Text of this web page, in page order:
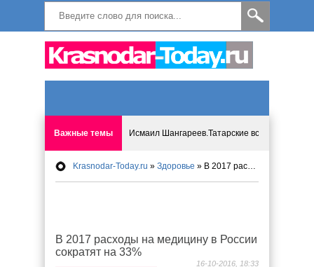
Важные темы Исмаил Шангареев.Татарские встречи на
Программа «Мир без слёз» впервые в Анапе:
Исмагил Шангареев. В поисках внутренней
Krasnodar-Today.ru » Здоровье » В 2017 расходы на медицину в России сократят на 33%
В 2017 расходы на медицину в России
сократят на 33%
16-10-2016, 18:33